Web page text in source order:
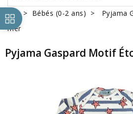
Bébés (0-2 ans)
Pyjama
mer
Pyjama Gaspard Motif